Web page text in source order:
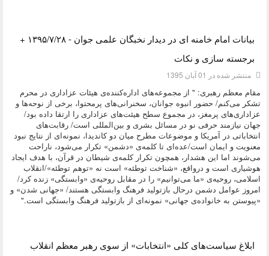
بیانات امام خامنه ای در دیدار نخبگان علمی جوان - ۱۳۹۵/۷/۲۸ +
برجسته سازی و نکات
منتشر شده در 01 آبان 1395
مقام معظم رهبری: " از مجموعه‌های اداره‌کننده‌ی هیئات عزاداری در محرم
تشکر می‌کنم/ حضور انبوه جوانان، سخنرانی‌های پرمحتوا، برخی از نوحه‌ها و
عزاداری‌های پرمغز، در مجموع سطح هیئت‌های عزاداری را ارتقا داده بود/
جهان نیازمند حرفی نو در مسائل بشری و بین‌المللی است/ رقابت‌های
انتخاباتی در آمریکا و موضوعات مطرح میان دو کاندیدا، نمونه‌ای از نتایج نبود
معنویت و ایمان است/عده‌ای تا کلمه‌ی «دشمن» تکرار می‌شود، ناراحت
می‌شوند اما این هشدار، همچون تکرار کلمه‌ی‌‌ شیطان در قرآن، با هدف ایجاد
هوشیاری است و درواقع، «شناخت توطئه» است نه «توهم توطئه»/انقلاب
اسلامی، روحیه‌ی «ما می‌توانیم» را در مقابل روحیه‌ی «وابستگی» زنده کرد/
امروز عوامل دشمن درحال بازتولید فرهنگ وابستگی هستند/ «جهانی شدن» و
«پیوستن به خانواده‌ی جهانی» نمونه‌ای از بازتولید فرهنگ وابستگی است."
ابلاغ سیاست‌های کلی «انتخابات» از سوی رهبر معظم انقلاب